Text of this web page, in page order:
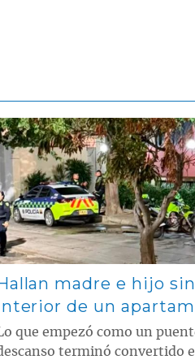
multimedia principal
madre e hijo
de un
que empezó como un
terminó convertido